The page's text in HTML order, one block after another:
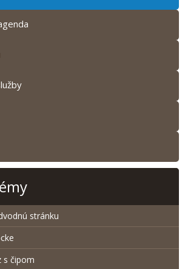
stránku
s čipom